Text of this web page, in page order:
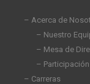
– Acerca de
– Nuestro
– Mesa de
–
– Carreras